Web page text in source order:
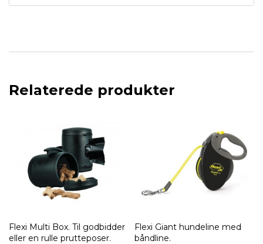
Relaterede produkter
Flexi Multi Box. Til godbidder
eller en rulle prutteposer.
Flexi Giant hundeline med
båndline.